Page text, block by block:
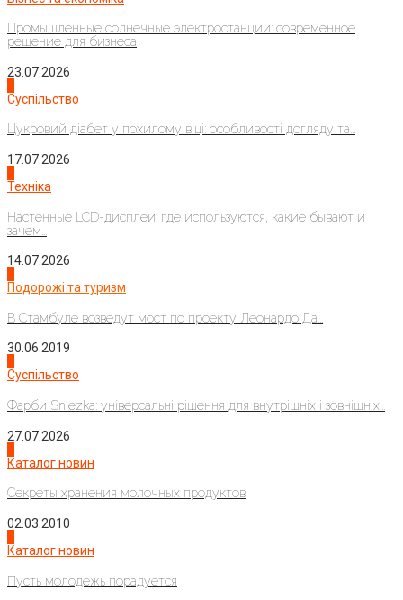
Промышленные солнечные электростанции: современное
решение для бизнеса
23.07.2026
Суспільство
Цукровий діабет у похилому віці: особливості догляду та...
17.07.2026
Техніка
Настенные LCD-дисплеи: где используются, какие бывают и
зачем...
14.07.2026
Подорожі та туризм
В Стамбуле возведут мост по проекту Леонардо Да...
30.06.2019
Суспільство
Фарби Sniezka: універсальні рішення для внутрішніх і зовнішніх...
27.07.2026
Каталог новин
Секреты хранения молочных продуктов
02.03.2010
Каталог новин
Пусть молодежь порадуется